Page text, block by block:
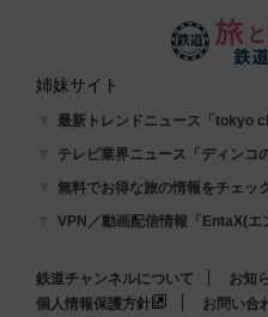
姉妹サイト
最新トレンドニュース「tokyo
テレビ業界ニュース「ディンコ
無料でお得な旅の情報をチェッ
VPN／動画配信情報「EntaX(エ
鉄道チャンネルについて お知
個人情報保護方針
お問い合